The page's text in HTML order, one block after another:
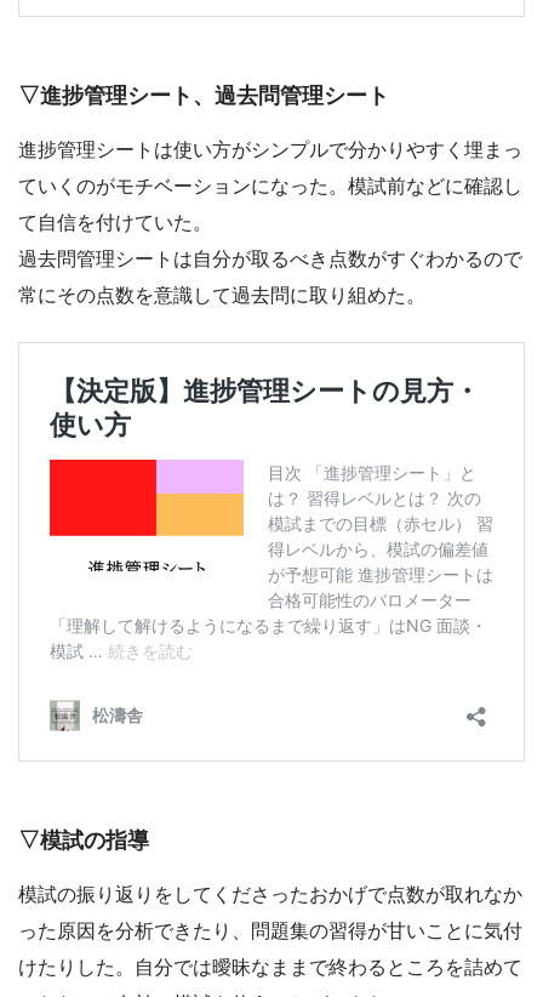
▽進捗管理シート、過去問管理シート
進捗管理シートは使い方がシンプルで分かりやすく埋まっ
ていくのがモチベーションになった。模試前などに確認し
て自信を付けていた。
過去問管理シートは自分が取るべき点数がすぐわかるので
常にその点数を意識して過去問に取り組めた。
▽模試の指導
模試の振り返りをしてくださったおかげで点数が取れなか
った原因を分析できたり、問題集の習得が甘いことに気付
けたりした。自分では曖昧なままで終わるところを詰めて